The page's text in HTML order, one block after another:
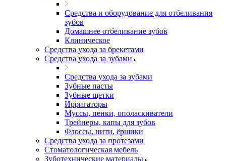
Средства и оборудование для отбеливания
зубов
Домашнее отбеливание зубов
Клиническое
Средства ухода за брекетами
Средства ухода за зубами
Средства ухода за зубами
Зубные пасты
Зубные щетки
Ирригаторы
Муссы, пенки, ополаскиватели
Трейнеры, капы для зубов
Флоссы, нити, ёршики
Средства ухода за протезами
Стоматологическая мебель
Зуботехнические материалы